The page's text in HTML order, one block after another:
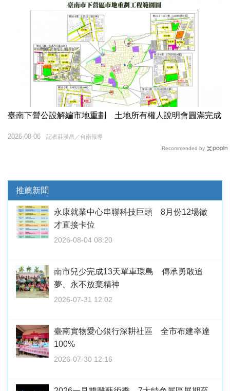
臺南下營公設解編市地重劃 土地所有權人說明會圓滿完成
記者莊漢昌／台南報導
2026-08-06
Recommended by
推薦新聞
永康就業中心串聯科技巨頭 8月份12場徵
才直接卡位
2026-08-04 08:20
南市兒少完成13天單車環島 傳承勇敢追
夢、永不放棄精神
2026-07-31 12:02
臺南實物愛心銀行深耕社區 全市布建率達
100%
2026-07-30 12:16